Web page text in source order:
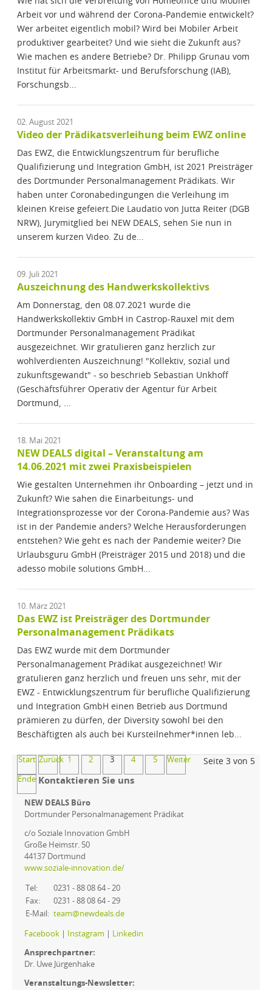
Arbeit vor und während der Corona-Pandemie entwickelt?
Wer arbeitet eigentlich mobil? Wird bei Mobiler Arbeit
produktiver gearbeitet? Und wie sieht die Zukunft aus?
Wie machen es andere Betriebe? Dr. Philipp Grunau vom
Institut für Arbeitsmarkt- und Berufsforschung (IAB),
Forschungsb...
02. August 2021
Video der Prädikatsverleihung beim EWZ online
Das EWZ, die Entwicklungszentrum für berufliche
Qualifizierung und Integration GmbH, ist 2021 Preisträger
des Dortmunder Personalmanagement Prädikats. Wir
haben unter Coronabedingungen die Verleihung im
kleinen Kreise gefeiert.Die Laudatio von Jutta Reiter (DGB
NRW), Jurymitglied bei NEW DEALS, sehen Sie nun in
unserem kurzen Video. Zu de...
09. Juli 2021
Auszeichnung des Handwerkskollektivs
Am Donnerstag, den 08.07.2021 wurde die
Handwerkskollektiv GmbH in Castrop-Rauxel mit dem
Dortmunder Personalmanagement Prädikat
ausgezeichnet. Wir gratulieren ganz herzlich zur
wohlverdienten Auszeichnung! "Kollektiv, sozial und
zukunftsgewandt" - so beschrieb Sebastian Unkhoff
(Geschäftsführer Operativ der Agentur für Arbeit
Dortmund, ...
18. Mai 2021
NEW DEALS digital – Veranstaltung am
14.06.2021 mit zwei Praxisbeispielen
Wie gestalten Unternehmen ihr Onboarding – jetzt und in
Zukunft? Wie sahen die Einarbeitungs- und
Integrationsprozesse vor der Corona-Pandemie aus? Was
ist in der Pandemie anders? Welche Herausforderungen
entstehen? Wie geht es nach der Pandemie weiter? Die
Urlaubsguru GmbH (Preisträger 2015 und 2018) und die
adesso mobile solutions GmbH...
10. März 2021
Das EWZ ist Preisträger des Dortmunder
Personalmanagement Prädikats
Das EWZ wurde mit dem Dortmunder
Personalmanagement Prädikat ausgezeichnet! Wir
gratulieren ganz herzlich und freuen uns sehr, mit der
EWZ - Entwicklungszentrum für berufliche Qualifizierung
und Integration GmbH einen Betrieb aus Dortmund
prämieren zu dürfen, der Diversity sowohl bei den
Beschäftigten als auch bei Kursteilnehmer*innen leb...
Seite 3 von 5
Start Zurück 1 2 3 4 5 Weiter
Ende Kontaktieren Sie uns
NEW DEALS Büro
Dortmunder Personalmanagement Prädikat
c/o Soziale Innovation GmbH
Große Heimstr. 50
44137 Dortmund
www.soziale-innovation.de/
Tel:
0231 - 88 08 64 - 20
Fax:
0231 - 88 08 64 - 29
E-Mail: team@newdeals.de
Facebook Instagram Linkedin
Ansprechpartner:
Dr. Uwe Jürgenhake
Veranstaltungs-Newsletter: